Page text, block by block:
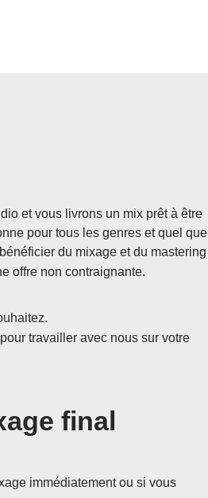
et vous livrons un mix prêt à être
pour tous les genres et quel que
du mixage et du mastering
offre non contraignante.
pour travailler avec nous sur votre
final
immédiatement ou si vous